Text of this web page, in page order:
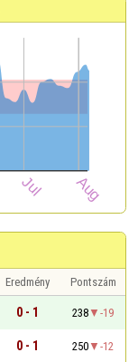
Eredmény
Pontszám
0 - 1 238
-19
0 - 1 250
-12